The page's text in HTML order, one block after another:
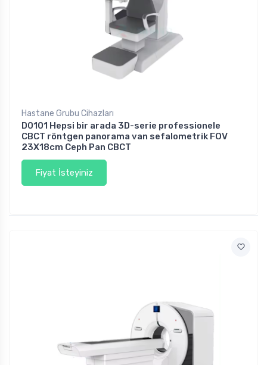
Hastane Grubu Cihazları
D0101 Hepsi bir arada 3D-serie professionele
CBCT röntgen panorama van sefalometrik FOV
23X18cm Ceph Pan CBCT
Fiyat İsteyiniz